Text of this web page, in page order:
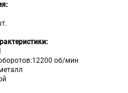
об/мин